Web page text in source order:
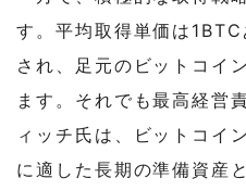
す。平均取得単価は
され、足元のビットコイ
ます。それでも最高経営
ィッチ氏は、ビットコイ
に適した長期の準備資産